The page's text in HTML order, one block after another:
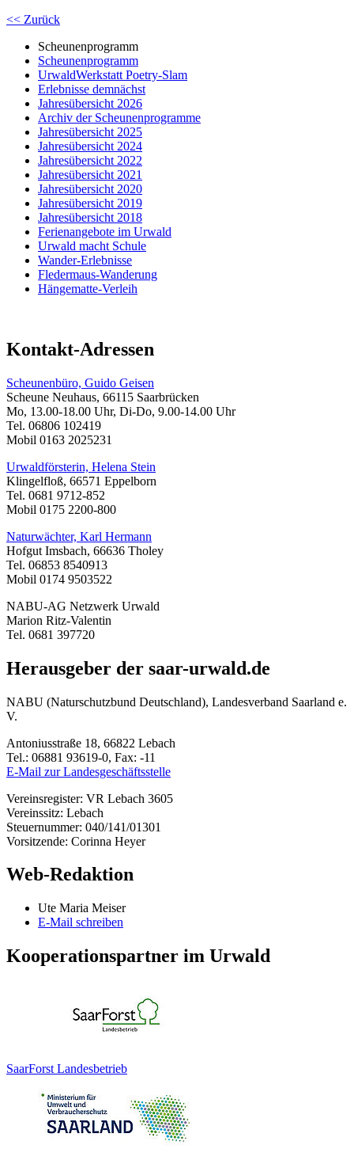
<< Zurück
Scheunenprogramm
Scheunenprogramm
UrwaldWerkstatt Poetry-Slam
Erlebnisse demnächst
Jahresübersicht 2026
Archiv der Scheunenprogramme
Jahresübersicht 2025
Jahresübersicht 2024
Jahresübersicht 2022
Jahresübersicht 2021
Jahresübersicht 2020
Jahresübersicht 2019
Jahresübersicht 2018
Ferienangebote im Urwald
Urwald macht Schule
Wander-Erlebnisse
Fledermaus-Wanderung
Hängematte-Verleih
Kontakt-Adressen
Scheunenbüro, Guido Geisen
Scheune Neuhaus, 66115 Saarbrücken
Mo, 13.00-18.00 Uhr, Di-Do, 9.00-14.00 Uhr
Tel. 06806 102419
Mobil 0163 2025231
Urwaldförsterin, Helena Stein
Klingelfloß, 66571 Eppelborn
Tel. 0681 9712-852
Mobil 0175 2200-800
Naturwächter, Karl Hermann
Hofgut Imsbach, 66636 Tholey
Tel. 06853 8540913
Mobil 0174 9503522
NABU-AG Netzwerk Urwald
Marion Ritz-Valentin
Tel. 0681 397720
Herausgeber der saar-urwald.de
NABU (Naturschutzbund Deutschland), Landesverband Saarland e.
V.
Antoniusstraße 18, 66822 Lebach
Tel.: 06881 93619-0, Fax: -11
E-Mail zur Landesgeschäftsstelle
Vereinsregister: VR Lebach 3605
Vereinssitz: Lebach
Steuernummer: 040/141/01301
Vorsitzende: Corinna Heyer
Web-Redaktion
Ute Maria Meiser
E-Mail schreiben
Kooperationspartner im Urwald
SaarForst Landesbetrieb